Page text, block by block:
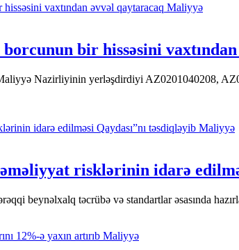
Maliyyə
bir hissəsini
Nazirliyinin yerləşdirdiyi AZ0201040208,
Maliyyə
risklərinin idarə
beynəlxalq təcrübə və standartlar əsasında
Maliyyə